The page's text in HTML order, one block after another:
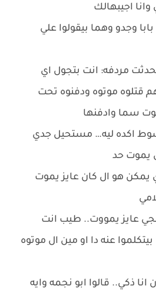
اجيبهالك
وجدو وهما بيقولوا علي
مردفه: انت بتجول اي
قتلوه موتوه ودفنوه تحت
سما وادفنها
اكده ليه… مستحيل جدي
يموت حد
يمكن هو ال كان عايز يموت
عايز يمووت.. طيب انت
عنه دا او مين ال موتوه
ذكي.. قالوا ابو نجمه وايه